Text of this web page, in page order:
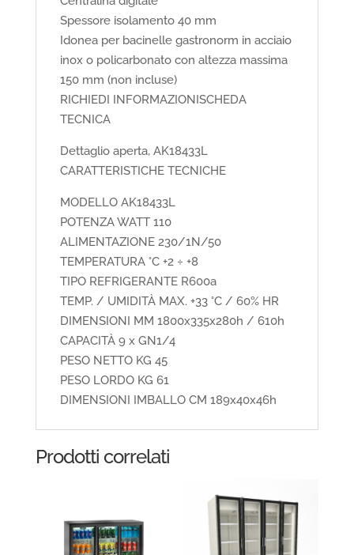
Spessore isolamento 40 mm
Idonea per bacinelle gastronorm in acciaio
inox o policarbonato con altezza massima
150 mm (non incluse)
RICHIEDI INFORMAZIONISCHEDA
TECNICA
Dettaglio aperta, AK18433L
CARATTERISTICHE TECNICHE
MODELLO AK18433L
POTENZA WATT 110
ALIMENTAZIONE 230/1N/50
TEMPERATURA °C +2 ÷ +8
TIPO REFRIGERANTE R600a
TEMP. / UMIDITÀ MAX. +33 °C / 60% HR
DIMENSIONI MM 1800x335x280h / 610h
CAPACITÀ 9 x GN1/4
PESO NETTO KG 45
PESO LORDO KG 61
DIMENSIONI IMBALLO CM 189x40x46h
Prodotti correlati